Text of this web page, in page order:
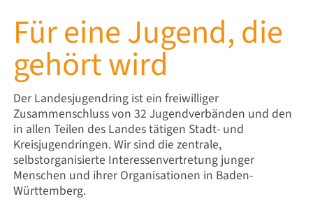
Für eine Jugend, die
gehört wird
Der Landesjugendring ist ein freiwilliger
Zusammenschluss von 32 Jugendverbänden und den
in allen Teilen des Landes tätigen Stadt- und
Kreisjugendringen. Wir sind die zentrale,
selbstorganisierte Interessenvertretung junger
Menschen und ihrer Organisationen in Baden-
Württemberg.